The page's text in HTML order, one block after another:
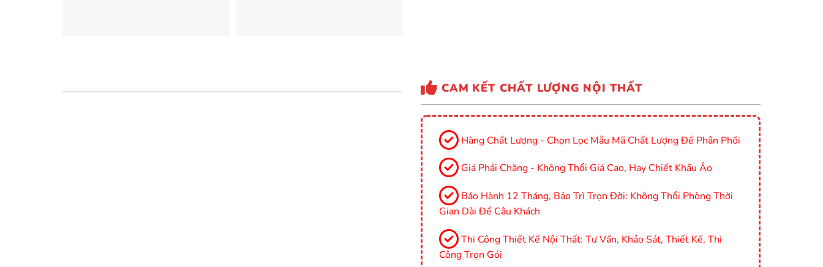
CAM KẾT CHẤT LƯỢNG NỘI THẤT
Hàng Chất Lượng - Chọn Lọc Mẫu Mã Chất Lượng Để Phân Phối
Giá Phải Chăng - Không Thổi Giá Cao, Hay Chiết Khấu Ảo
Bảo Hành 12 Tháng, Bảo Trì Trọn Đời: Không Thổi Phòng Thời
Gian Dài Để Câu Khách
Thi Công Thiết Kế Nội Thất: Tư Vấn, Khảo Sát, Thiết Kế, Thi
Công Trọn Gói